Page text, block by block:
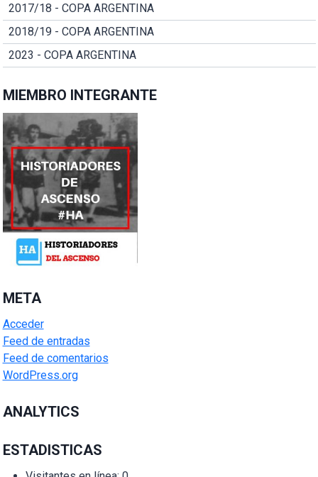
2017/18 - COPA ARGENTINA
2018/19 - COPA ARGENTINA
2023 - COPA ARGENTINA
MIEMBRO INTEGRANTE
META
Acceder
Feed de entradas
Feed de comentarios
WordPress.org
ANALYTICS
ESTADISTICAS